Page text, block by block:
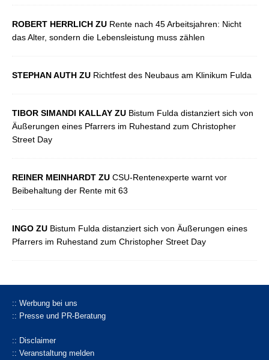
ROBERT HERRLICH ZU Rente nach 45 Arbeitsjahren: Nicht
das Alter, sondern die Lebensleistung muss zählen
STEPHAN AUTH ZU Richtfest des Neubaus am Klinikum Fulda
TIBOR SIMANDI KALLAY ZU Bistum Fulda distanziert sich von
Äußerungen eines Pfarrers im Ruhestand zum Christopher
Street Day
REINER MEINHARDT ZU CSU-Rentenexperte warnt vor
Beibehaltung der Rente mit 63
INGO ZU Bistum Fulda distanziert sich von Äußerungen eines
Pfarrers im Ruhestand zum Christopher Street Day
:: Werbung bei uns
:: Presse und PR-Beratung
:: Disclaimer
:: Veranstaltung melden